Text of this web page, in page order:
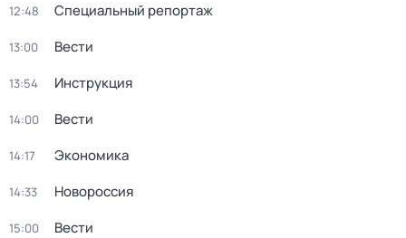
12:48 Специальный репортаж
13:00 Вести
13:54 Инструкция
14:00 Вести
14:17 Экономика
14:33 Новороссия
15:00 Вести